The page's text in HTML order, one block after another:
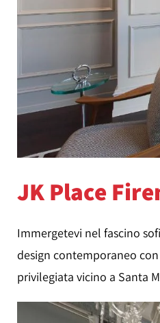
JK Place
Immergetevi nel fascino
design contemporaneo
privilegiata vicino a Santa